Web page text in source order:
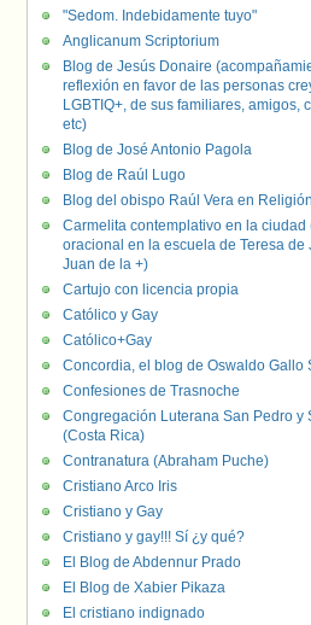
"Sedom. Indebidamente tuyo"
Anglicanum Scriptorium
Blog de Jesús Donaire
reflexión en favor de las personas
LGBTIQ+, de sus familiares, amigos,
etc)
Blog de José Antonio Pagola
Blog de Raúl Lugo
Blog del obispo Raúl Vera en
Carmelita contemplativo en la ciudad
oracional en la escuela de Teresa de
Juan de la +)
Cartujo con licencia propia
Católico y Gay
Católico+Gay
Concordia, el blog de Oswaldo Gallo
Confesiones de Trasnoche
Congregación Luterana San Pedro y
(Costa Rica)
Contranatura (Abraham Puche)
Cristiano Arco Iris
Cristiano y Gay
Cristiano y gay!!! Sí ¿y qué?
El Blog de Abdennur Prado
El Blog de Xabier Pikaza
El cristiano indignado